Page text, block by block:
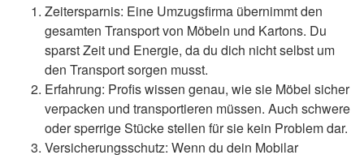
Zeitersparnis: Eine Umzugsfirma übernimmt den
gesamten Transport von Möbeln und Kartons. Du
sparst Zeit und Energie, da du dich nicht selbst um
den Transport sorgen musst.
Erfahrung: Profis wissen genau, wie sie Möbel sicher
verpacken und transportieren müssen. Auch schwere
oder sperrige Stücke stellen für sie kein Problem dar.
Versicherungsschutz: Wenn du dein Mobilar